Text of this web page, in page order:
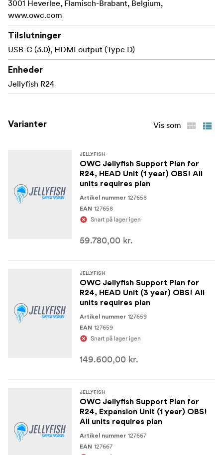
3001 Heverlee, Flamisch-Brabant, Belgium,
www.owc.com
Tilslutninger
USB-C (3.0), HDMI output (Type D)
Enheder
Jellyfish R24
Varianter Vis som
JELLYFISH
OWC Jellyfish Support Plan for
R24, HEAD Unit (1 year) OBS! All
units requires plan
Artikel nummer 127658
EAN 127658
Snart på lager igen
59.780,00 kr.
JELLYFISH
OWC Jellyfish Support Plan for
R24, HEAD Unit (3 year) OBS! All
units requires plan
Artikel nummer 127659
EAN 127659
Snart på lager igen
149.600,00 kr.
JELLYFISH
OWC Jellyfish Support Plan for
R24, Expansion Unit (1 year) OBS!
All units requires plan
Artikel nummer 127667
EAN 127667